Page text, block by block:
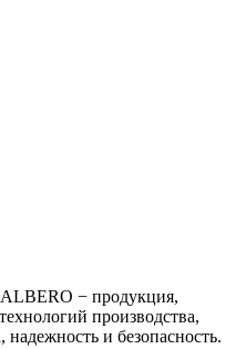
− продукция,
производства,
надежность и безопасность.